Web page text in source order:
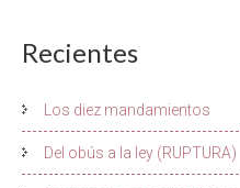
Recientes
Los diez mandamientos
Del obús a la ley (RUPTURA)